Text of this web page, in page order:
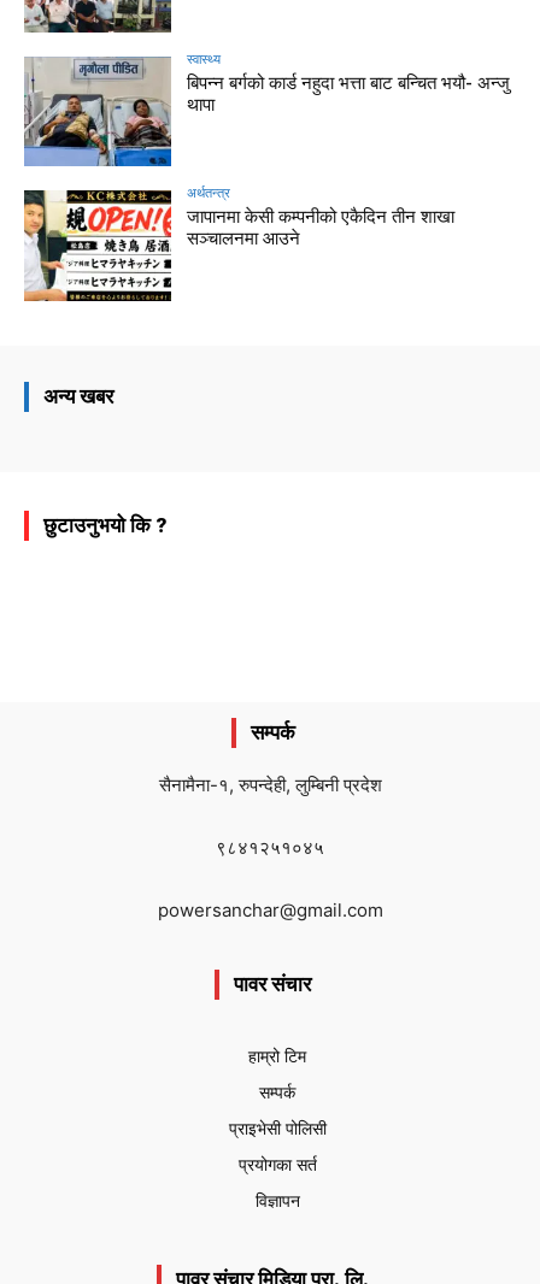
स्वास्थ्य
बिपन्न बर्गको कार्ड नहुदा भत्ता बाट बन्चित भयौ- अन्जु
थापा
अर्थतन्त्र
जापानमा केसी कम्पनीको एकैदिन तीन शाखा
सञ्चालनमा आउने
अन्य खबर
छुटाउनुभयो कि ?
सम्पर्क
सैनामैना-१, रुपन्देही, लुम्बिनी प्रदेश
९८४१२५१०४५
powersanchar@gmail.com
पावर संचार
हाम्रो टिम
सम्पर्क
प्राइभेसी पोलिसी
प्रयोगका सर्त
विज्ञापन